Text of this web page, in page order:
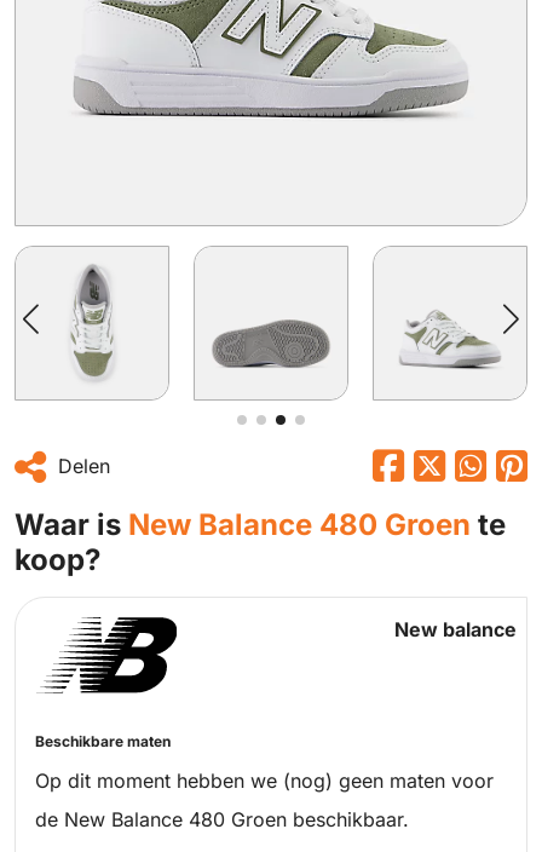
Delen
Waar is New Balance 480 Groen te
koop?
New balance
Beschikbare maten
Op dit moment hebben we (nog) geen maten voor
de New Balance 480 Groen beschikbaar.